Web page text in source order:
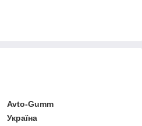
Avto-Gumm
Україна